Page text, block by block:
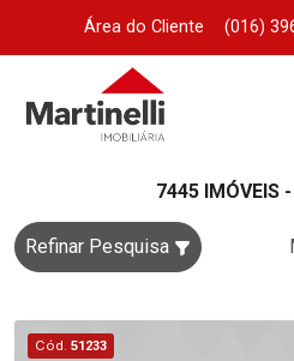
Área do Cliente (016)
7445 IMÓVEIS
Refinar Pesquisa
Cód. 51233